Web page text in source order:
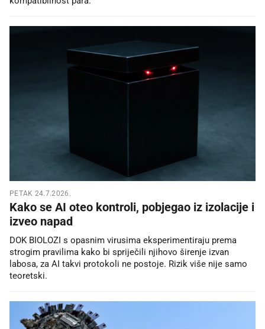
PETAK 24.7.2026.
Kako se AI oteo kontroli, pobjegao iz izolacije i
izveo napad
DOK BIOLOZI s opasnim virusima eksperimentiraju prema
strogim pravilima kako bi spriječili njihovo širenje izvan
labosa, za AI takvi protokoli ne postoje. Rizik više nije samo
teoretski.